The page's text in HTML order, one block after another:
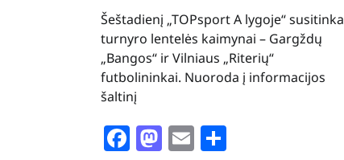
Šeštadienį „TOPsport A lygoje“ susitinka
turnyro lentelės kaimynai – Gargždų
„Bangos“ ir Vilniaus „Riterių“
futbolininkai. Nuoroda į informacijos
šaltinį
Facebook
Mastodon
Email